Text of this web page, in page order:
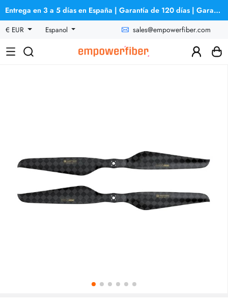
Entrega en 3 a 5 días en España | Garantía de 120 días | Garantía de reembolso
€ EUR
Espanol sales@empowerfiber.com